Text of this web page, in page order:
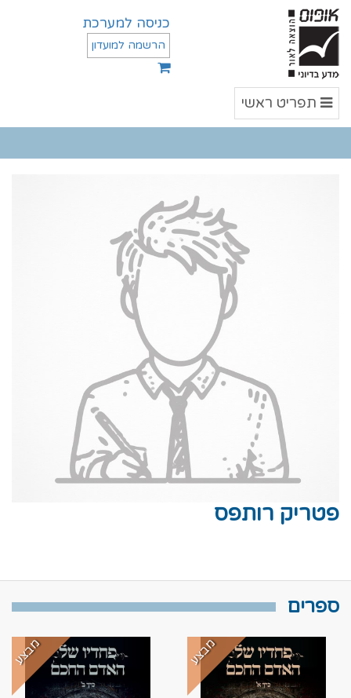
כניסה למערכת
הרשמה למועדון
תפריט
ראשי
תפריט ראשי
פטריק רותפס
ספרים
מבצע מבצע